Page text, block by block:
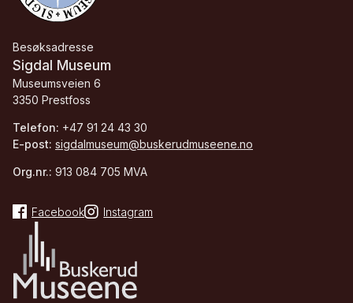
Besøksadresse
Sigdal Museum
Museumsveien 6
3350 Prestfoss
Telefon: +47 91 24 43 30
E-post: sigdalmuseum@buskerudmuseene.no
Org.nr.: 913 084 705 MVA
Facebook Instagram